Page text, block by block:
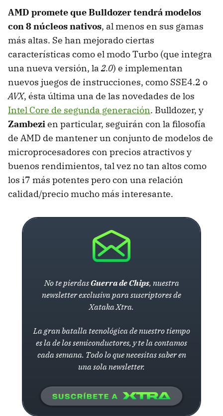
AMD promete que Bulldozer tendrá modelos
con 8 núcleos nativos, al menos en sus gamas
más altas. Se han mejorado ciertas
características como el modo Turbo (que integra
una nueva versión, la2.0) e implementan
nuevos juegos de instrucciones, como SSE4.2 o
AVX, ésta última una de las novedades de los
Intel Core de segunda generación. Bulldozer, y
Zambezien particular, seguirán con la filosofía
de AMD de mantener un conjunto de modelos de
microprocesadores con precios atractivos y
buenos rendimientos, tal vez no tan altos como
los i7 más potentes pero con una relación
calidad/precio mucho más interesante.
No te pierdasGuerra de Chips, nuestra
newsletter exclusiva para suscriptores de
Xataka Xtra.
La gran batalla tecnológica de nuestro tiempo
es la de los semiconductores, y te la contamos
cada semana. Todo lo que necesitas saber en
una sola newsletter.